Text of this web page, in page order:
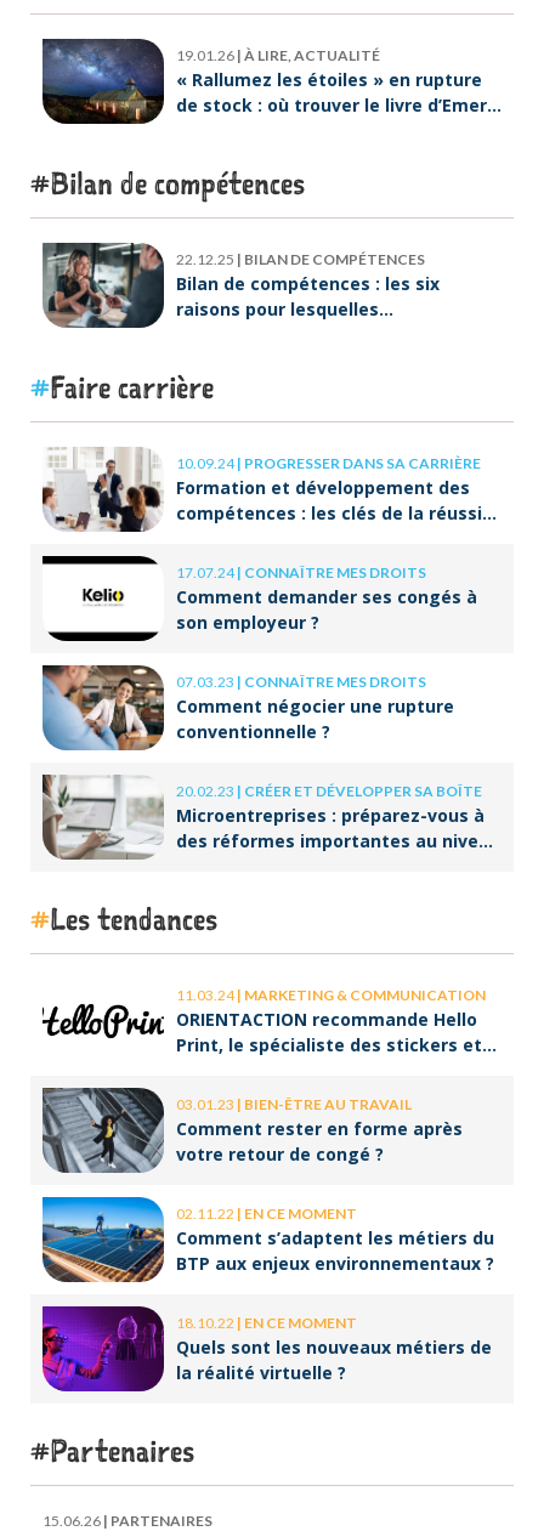
19.01.26 | À LIRE, ACTUALITÉ
« Rallumez les étoiles » en rupture
de stock : où trouver le livre d’Emeric
Bilan de compétences
22.12.25 | BILAN DE COMPÉTENCES
Bilan de compétences : les six
raisons pour lesquelles
Faire carrière
10.09.24| PROGRESSER DANS SA CARRIÈRE
Formation et développement des
compétences : les clés de la réussite
17.07.24| CONNAÎTRE MES DROITS
Comment demander ses congés à
son employeur ?
07.03.23 | CONNAÎTRE MES DROITS
Comment négocier une rupture
conventionnelle ?
20.02.23 | CRÉER ET DÉVELOPPER SA BOÎTE
Microentreprises : préparez-vous à
des réformes importantes au niveau
Les tendances
11.03.24| MARKETING & COMMUNICATION
ORIENTACTION recommande Hello
Print, le spécialiste des stickers et
03.01.23 | BIEN-ÊTRE AU TRAVAIL
Comment rester en forme après
votre retour de congé ?
02.11.22 | EN CE MOMENT
Comment s’adaptent les métiers du
BTP aux enjeux environnementaux ?
18.10.22 | EN CE MOMENT
Quels sont les nouveaux métiers de
la réalité virtuelle ?
Partenaires
15.06.26 | PARTENAIRES